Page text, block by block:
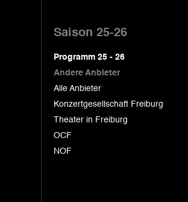
Saison 25-26
Programm 25 - 26
Andere Anbieter
Alle Anbieter
Konzertgesellschaft Freiburg
Theater in Freiburg
OCF
NOF